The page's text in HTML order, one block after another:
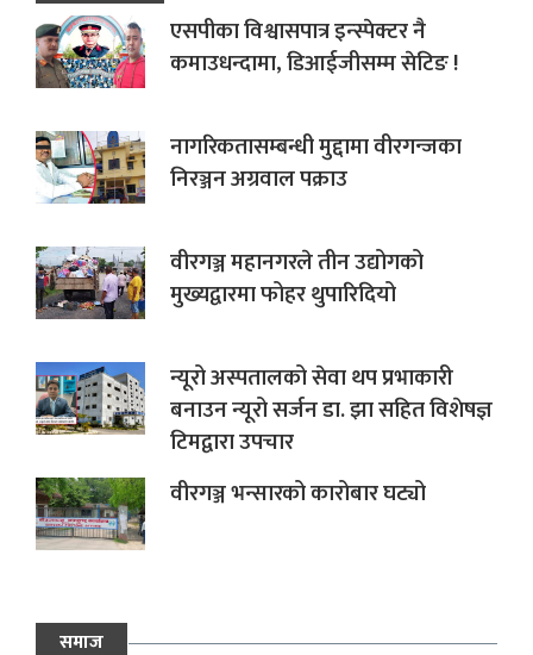
एसपीका विश्वासपात्र इन्स्पेक्टर नै
कमाउधन्दामा, डिआईजीसम्म सेटिङ !
नागरिकतासम्बन्धी मुद्दामा वीरगन्जका
निरञ्जन अग्रवाल पक्राउ
वीरगञ्ज महानगरले तीन उद्योगको
मुख्यद्वारमा फोहर थुपारिदियो
न्यूरो अस्पतालको सेवा थप प्रभाकारी
बनाउन न्यूरो सर्जन डा. झा सहित विशेषज्ञ
टिमद्वारा उपचार
वीरगञ्ज भन्सारको कारोबार घट्यो
समाज